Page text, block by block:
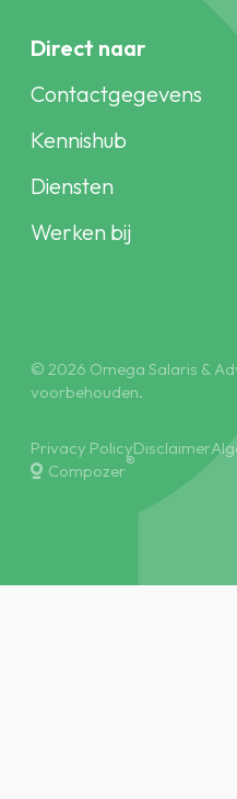
Direct naar
Contactgegevens
Kennishub
Diensten
Werken bij
© 2026 Omega Salaris &
voorbehouden.
Privacy PolicyDisclaimer
Compozer®